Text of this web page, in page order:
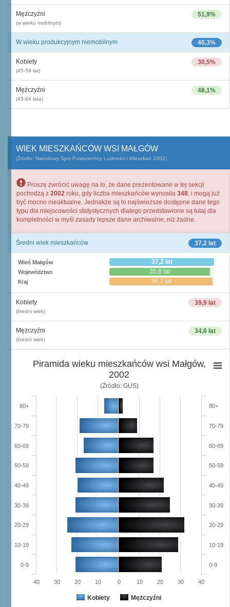
51,9%
Mężczyźni
(w wieku mobilnym)
40,3%
W wieku produkcyjnym niemobilnym
30,5%
Kobiety
(45-59 lat)
48,1%
Mężczyźni
(45-64 lata)
WIEK MIESZKAŃCÓW WSI MAŁGÓW
(Źródło: Narodowy Spis Powszechny Ludności i Mieszkań 2002)
Proszę zwrócić uwagę na to, że dane prezentowane w tej sekcji
pochodzą z 2002 roku, gdy liczba mieszkańców wynosiła 348, i mogą już
być mocno nieaktualne. Jednakże są to najświeższe dostępne dane tego
typu dla miejscowości statystycznych dlatego przedstawione są tutaj dla
kompletności w myśl zasady lepsze dane archiwalne, niż żadne.
37,2 lat
Średni wiek mieszkańców
Wieś Małgów 37,2 lat
Województwo 35,8 lat
Kraj 36,7 lat
39,9 lat
Kobiety
(średni wiek)
34,6 lat
Mężczyźni
(średni wiek)
Piramida wieku mieszkańców wsi Małgów,
2002
(Źródło: GUS)
Kobiety Mężczyźni
0-9
10-19
20-29
30-39
40-49
50-59
60-69
70-79
80+
0-9
10-19
20-29
30-39
40-49
50-59
60-69
70-79
80+
40 30 20 10 0 10 20 30 40